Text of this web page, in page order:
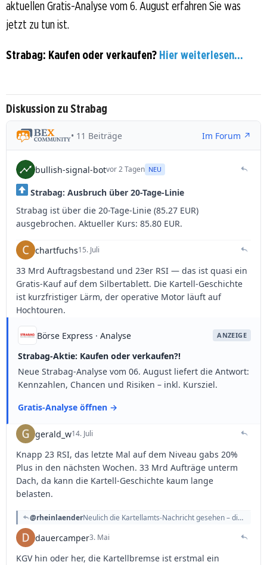
aktuellen Gratis-Analyse vom 6. August erfahren Sie was
jetzt zu tun ist.
Strabag: Kaufen oder verkaufen? Hier weiterlesen...
Diskussion zu Strabag